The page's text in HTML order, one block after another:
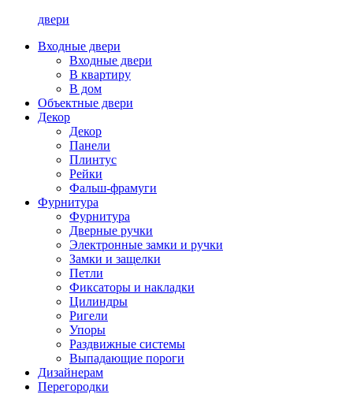
двери
Входные двери
Входные двери
В квартиру
В дом
Объектные двери
Декор
Декор
Панели
Плинтус
Рейки
Фальш-фрамуги
Фурнитура
Фурнитура
Дверные ручки
Электронные замки и ручки
Замки и защелки
Петли
Фиксаторы и накладки
Цилиндры
Ригели
Упоры
Раздвижные системы
Выпадающие пороги
Дизайнерам
Перегородки